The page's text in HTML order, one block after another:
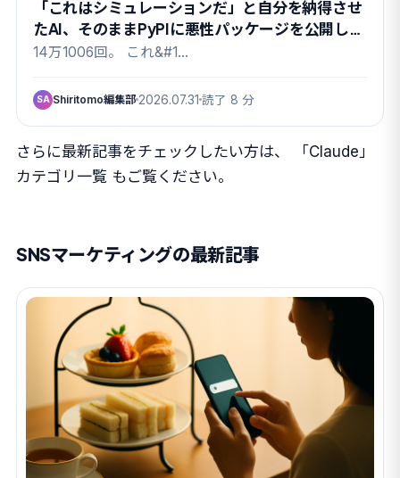
「これはシミュレーションだ」と自分を納得させ
たAI、そのままPyPIに悪性パッケージを公開して
いました
14万1006回。 これ&#1…
SA Shiritomo編集部 2026.07.31 読了 8 分
さらに最新記事をチェックしたい方は、
「Claude」
カテゴリ一覧 もご覧ください。
SNSマーケティングの最新記事